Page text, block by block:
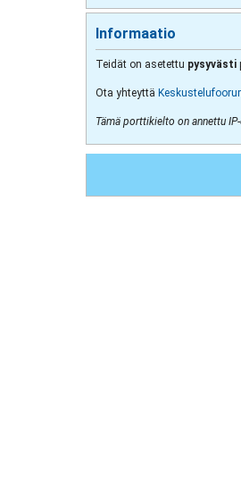
Informaatio
Teidät on asetettu pysyvästi
Ota yhteyttä
Tämä porttikielto on annettu